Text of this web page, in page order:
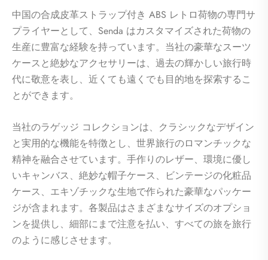
中国の合成皮革ストラップ付き ABS レトロ荷物の専門サ
プライヤーとして、Senda はカスタマイズされた荷物の
生産に豊富な経験を持っています。当社の豪華なスーツ
ケースと絶妙なアクセサリーは、過去の輝かしい旅行時
代に敬意を表し、近くても遠くでも目的地を探索するこ
とができます。
当社のラゲッジ コレクションは、クラシックなデザイン
と実用的な機能を特徴とし、世界旅行のロマンチックな
精神を融合させています。手作りのレザー、環境に優し
いキャンバス、絶妙な帽子ケース、ビンテージの化粧品
ケース、エキゾチックな生地で作られた豪華なパッケー
ジが含まれます。各製品はさまざまなサイズのオプショ
ンを提供し、細部にまで注意を払い、すべての旅を旅行
のように感じさせます。